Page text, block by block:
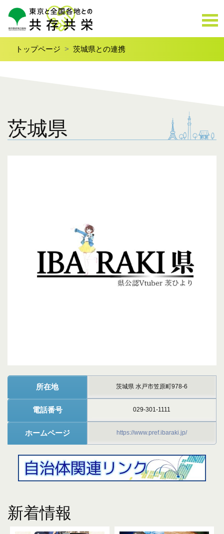
トップページ 茨城県との連携
茨城県
所在地 茨城県 水戸市笠原町978-6
電話番号 029-301-1111
ホームページ https://www.pref.ibaraki.jp/
新着情報